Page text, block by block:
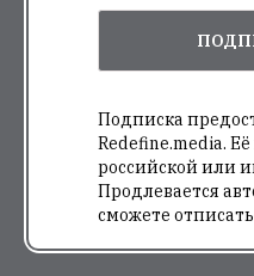
Подписка
Redefine.media.
российской или
Продлевается
сможете